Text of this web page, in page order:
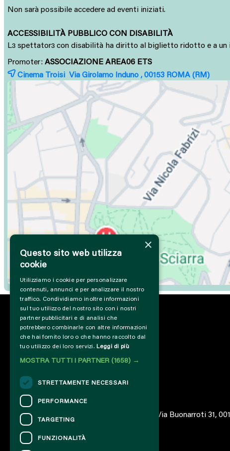
Non sarà possibile accedere ad eventi iniziati.
ACCESSIBILITÀ PUBBLICO CON DISABILITÀ
Lɜ spettatorɜ con disabilità ha diritto al biglietto ridotto e a un
Promoter: ASSOCIAZIONE AREA06 ETS
Cinema Troisi Via Girolamo Induno , 00153 ROMA(RM)
© 2023 – Associazione AREA06 – ETS – Via Buonarroti 31,
CONTACTS
×
Questo sito web utilizza
cookie
Utilizziamo i cookie per personalizzare
contenuti, annunci e per analizzare il nostro
traffico. Condividiamo inoltre informazioni
sul tuo utilizzo del nostro sito con i nostri
partner pubblicitari e di analisi che
potrebbero combinarle con altre informazioni
che hai fornito loro o che hanno raccolto dal
tuo utilizzo dei loro servizi. Leggi di più
MOSTRA TUTTI I PARTNER (1658) →
STRETTAMENTE NECESSARI
PERFORMANCE
TARGETING
FUNZIONALITÀ